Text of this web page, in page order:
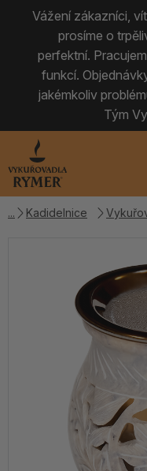
Vážení zákazníci,
prosíme o
perfektní.
funkcí.
jakémkoliv
Tým
Kadidelnice